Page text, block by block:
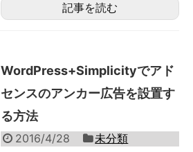
記事を読む
WordPress+Simplicityでアド
センスのアンカー広告を設置す
る方法
2016/4/28
未分類